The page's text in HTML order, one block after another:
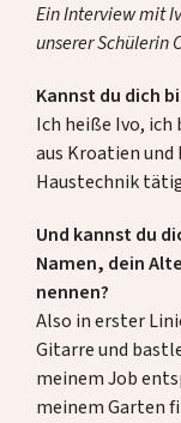
Alumni
Gastfamilien
Kontakt
Spenden
Ein Interview mit
unserer Schülerin
Kannst du dich
Ich heiße Ivo,
aus Kroatien und
Haustechnik
Und kannst du
Namen, dein
nennen?
Also in erster
Gitarre und
meinem Job
meinem Garten